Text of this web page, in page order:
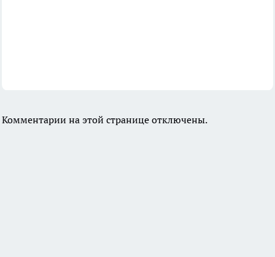
Комментарии на этой странице отключены.